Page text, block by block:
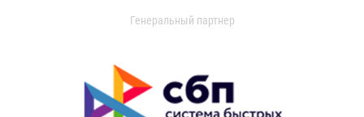
Генеральный партнер